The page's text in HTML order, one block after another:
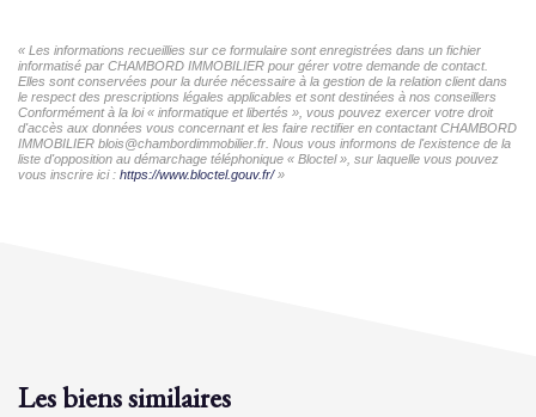
« Les informations recueillies sur ce formulaire sont enregistrées dans un fichier
informatisé par CHAMBORD IMMOBILIER pour gérer votre demande de contact.
Elles sont conservées pour la durée nécessaire à la gestion de la relation client dans
le respect des prescriptions légales applicables et sont destinées à nos conseillers
Conformément à la loi « informatique et libertés », vous pouvez exercer votre droit
d'accès aux données vous concernant et les faire rectifier en contactant CHAMBORD
IMMOBILIER blois@chambordimmobilier.fr. Nous vous informons de l'existence de la
liste d'opposition au démarchage téléphonique « Bloctel », sur laquelle vous pouvez
vous inscrire ici : https://www.bloctel.gouv.fr/»
Les biens similaires